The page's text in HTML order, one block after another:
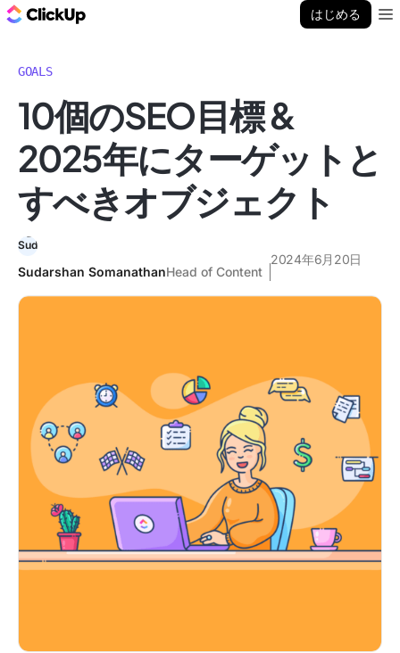
はじめる
GOALS
10個のSEO目標 &
2025年にターゲットと
すべきオブジェクト
Sudarshan SomanathanHead of Content
2024年6月20日